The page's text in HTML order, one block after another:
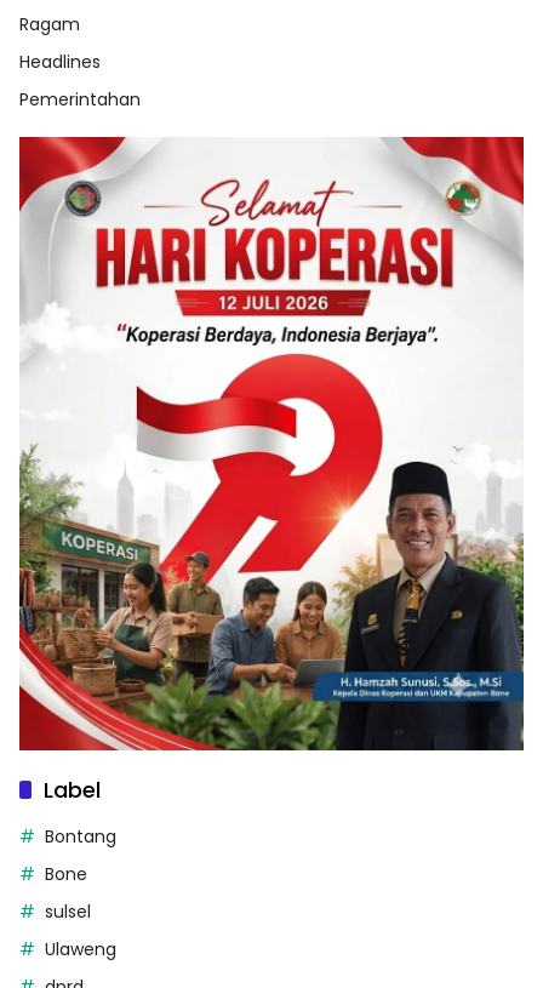
Ragam
Headlines
Pemerintahan
Label
Bontang
Bone
sulsel
Ulaweng